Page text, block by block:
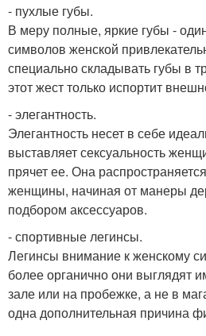
- пухлые губы.
В меру полные, яркие губы -
символов женской
специально складывать губы в
этот жест только испортит
- элегантность.
Элегантность несет в себе
выставляет сексуальность
прячет ее. Она
женщины, начиная от манеры
подбором аксессуаров.
- спортивные легинсы.
Легинсы внимание к женскому
более органично они выглядят
зале или на пробежке, а не в
одна дополнительная причина